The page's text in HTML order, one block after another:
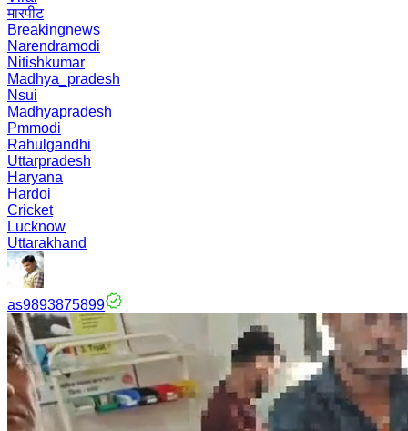
मारपीट
Breakingnews
Narendramodi
Nitishkumar
Madhya_pradesh
Nsui
Madhyapradesh
Pmmodi
Rahulgandhi
Uttarpradesh
Haryana
Hardoi
Cricket
Lucknow
Uttarakhand
as9893875899